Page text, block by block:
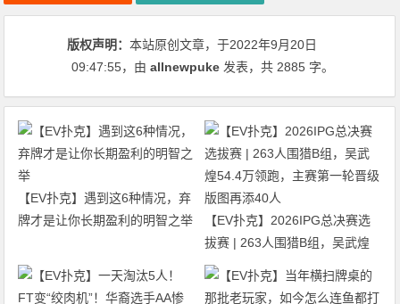
版权声明：本站原创文章，于2022年9月20日
09:47:55，由allnewpuke 发表，共 2885 字。
【EV扑克】遇到这6种情况，弃
牌才是让你长期盈利的明智之举
【EV扑克】2026IPG总决赛选
拔赛 | 263人围猎B组，吴武煌
54.4万领跑，主赛第一轮晋级版